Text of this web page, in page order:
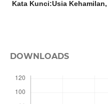
Kata Kunci:Usia
DOWNLOADS